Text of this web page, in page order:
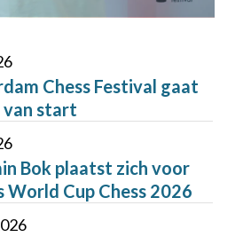
Chess Festival gaat
start
Bok plaatst zich voor
World Cup Chess 2026